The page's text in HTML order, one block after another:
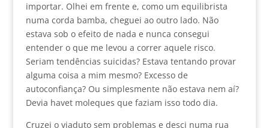
importar. Olhei em frente e, como um equilibrista
numa corda bamba, cheguei ao outro lado. Não
estava sob o efeito de nada e nunca consegui
entender o que me levou a correr aquele risco.
Seriam tendências suicidas? Estava tentando provar
alguma coisa a mim mesmo? Excesso de
autoconfiança? Ou simplesmente não estava nem aí?
Devia havet moleques que faziam isso todo dia.
Cruzei o viaduto sem problemas e desci numa rua